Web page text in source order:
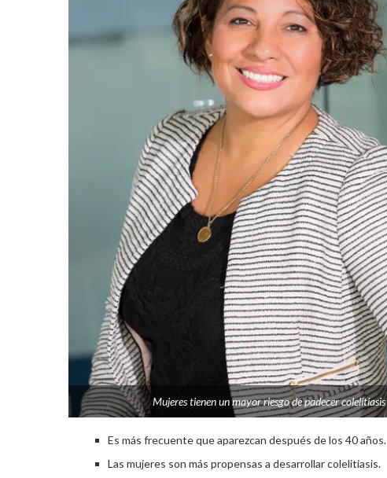
Mujeres tienen un mayor riesgo de padecer colelitiasis
Es más frecuente que aparezcan después de los 40 años.
Las mujeres son más propensas a desarrollar colelitiasis.